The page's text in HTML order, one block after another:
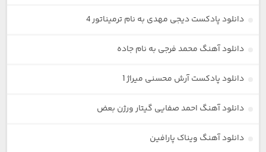
دانلود پادکست دیجی مهدی به نام ترمیناتور 4
دانلود آهنگ محمد فرجی به نام جاده
دانلود پادکست آرش محسنی میراژ 1
دانلود آهنگ احمد صفایی گیتار ورژن بعض
دانلود آهنگ ویناک پارافین